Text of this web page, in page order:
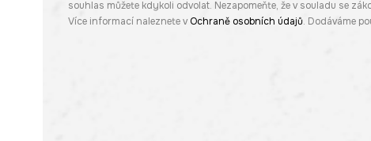
souhlas můžete kdykoli odvolat. Nezapomeňte, že v souladu se
Více informací naleznete v Ochraně osobních údajů. Dodáváme